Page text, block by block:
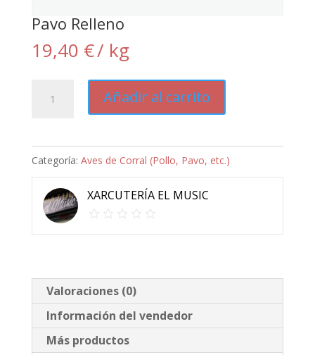
Pavo Relleno
19,40 €/ kg
Relleno
Añadir al carrito
Categoría: Aves de Corral (Pollo, Pavo, etc.)
XARCUTERÍA EL MUSIC
Valoraciones (0)
Información del vendedor
Más productos